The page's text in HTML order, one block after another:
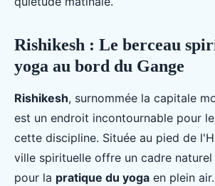
Rishikesh : Le berceau
yoga au bord du Gange
Rishikesh, surnommée la capitale
est un endroit incontournable pour
cette discipline. Située au pied de
ville spirituelle offre un cadre
pour la pratique du yoga en plein air.